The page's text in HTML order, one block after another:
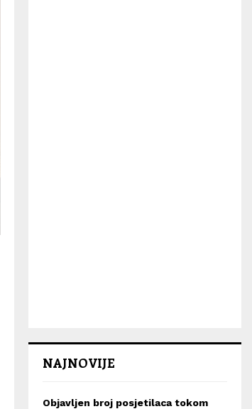
NAJNOVIJE
Objavljen broj posjetilaca tokom